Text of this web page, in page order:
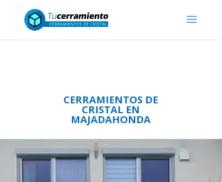
Distribución de productos terminados
ALBERT GENAU para Profesionales
CERRAMIENTOS DE
CRISTAL EN
MAJADAHONDA